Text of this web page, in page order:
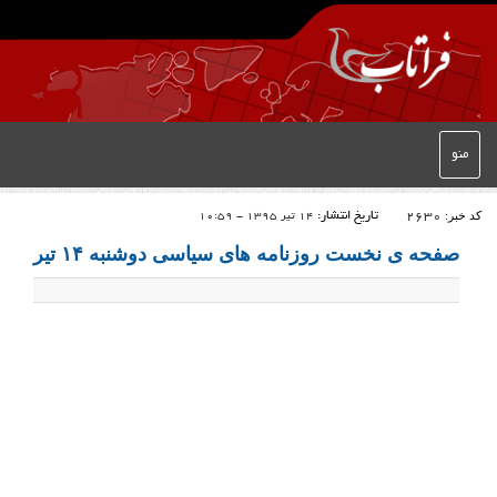
منو
کد خبر: 2630 تاریخ انتشار: 14 تیر 1395 - 10:59
صفحه ی نخست روزنامه های سیاسی دوشنبه ۱۴ تیر